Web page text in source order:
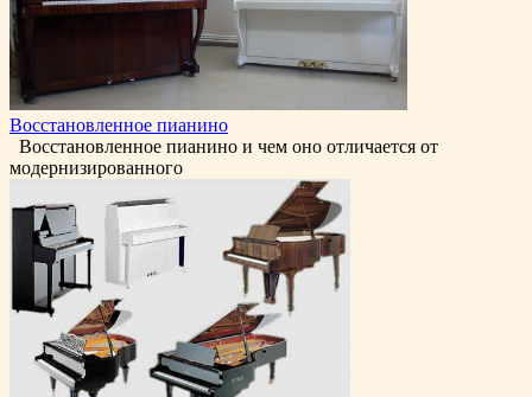
Восстановленное пианино
Восстановленное пианино и чем оно отличается от
модернизированного